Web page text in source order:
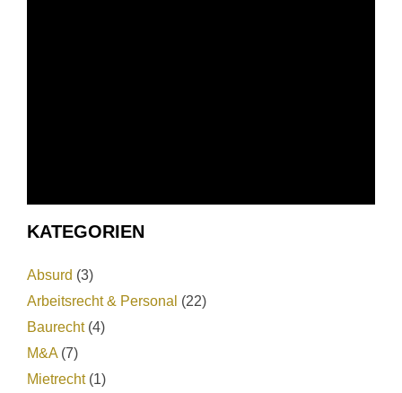
KATEGORIEN
Absurd (3)
Arbeitsrecht & Personal (22)
Baurecht(4)
M&A (7)
Mietrecht(1)